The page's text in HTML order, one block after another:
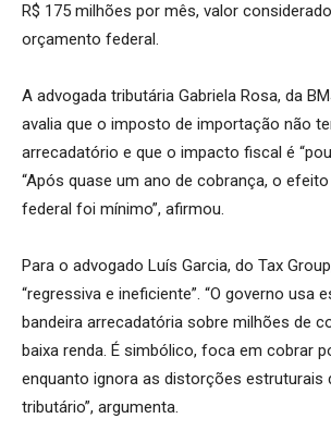
R$ 175 milhões por mês, valor
orçamento federal.
A advogada tributária Gabriela Rosa, da
avalia que o imposto de importação não
arrecadatório e que o impacto fiscal é
“Após quase um ano de cobrança, o
federal foi mínimo”, afirmou.
Para o advogado Luís Garcia, do Tax
“regressiva e ineficiente”. “O governo usa
bandeira arrecadatória sobre milhões de
baixa renda. É simbólico, foca em cobrar
enquanto ignora as distorções estruturais
tributário”, argumenta.